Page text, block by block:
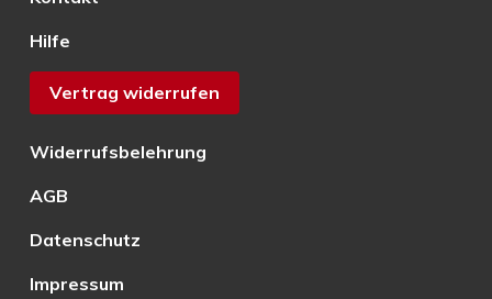
Hilfe
Vertrag widerrufen
Widerrufsbelehrung
AGB
Datenschutz
Impressum